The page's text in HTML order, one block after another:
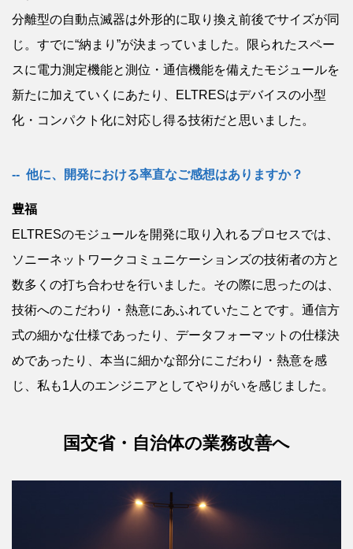
分離型の自動点滅器は外形的に取り換え前後でサイズが同
じ。すでに“納まり”が決まっていました。限られたスペー
スに電力測定機能と測位・通信機能を備えたモジュールを
新たに加えていくにあたり、ELTRESはデバイスの小型
化・コンパクト化に対応し得る技術だと思いました。
他に、開発における率直なご感想はありますか？
豊福
ELTRESのモジュールを開発に取り入れるプロセスでは、
ソニーネットワークコミュニケーションズの技術者の方と
数多くの打ち合わせを行いました。その際に思ったのは、
技術へのこだわり・熱意にあふれていたことです。通信方
式の細かな仕様であったり、データフォーマットの仕様決
めであったり、本当に細かな部分にこだわり・熱意を感
じ、私も1人のエンジニアとしてやりがいを感じました。
国交省・自治体の業務改善へ